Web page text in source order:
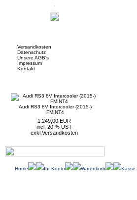
Versandkosten
Datenschutz
Unsere AGB's
Impressum
Kontakt
Audi RS3 8V Intercooler (2015-)
FMINT4
1.249,00 EUR
incl. 20 % UST
exkl. Versandkosten
Home Ihr Konto Warenkorb Kasse